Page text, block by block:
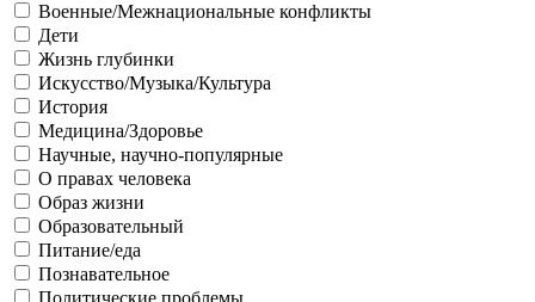
Военные/Межнациональные конфликты
Дети
Жизнь глубинки
Искусство/Музыка/Культура
История
Медицина/Здоровье
Научные, научно-популярные
О правах человека
Образ жизни
Образовательный
Питание/еда
Познавательное